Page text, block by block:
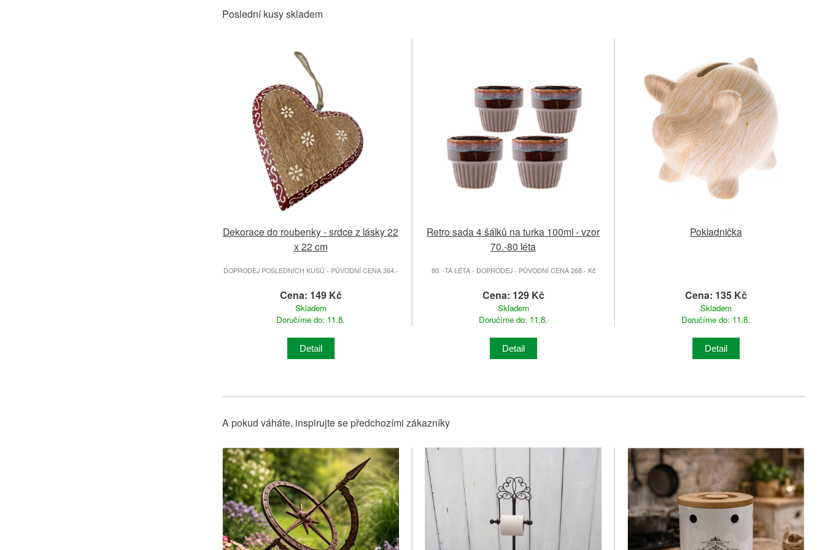
Poslední kusy skladem
Dekorace do roubenky - srdce z lásky 22
x 22 cm
DOPRODEJ POSLEDNÍCH KUSŮ - PŮVODNÍ CENA 364.-
Cena: 149 Kč
Skladem
Doručíme do: 11.8.
Detail
Retro sada 4 šálků na turka 100ml - vzor
70.-80 léta
80. -TÁ LÉTA - DOPRODEJ - PŮVODNÍ CENA 268.- Kč
Cena: 129 Kč
Skladem
Doručíme do: 11.8.
Detail
Pokladnička
Cena: 135 Kč
Skladem
Doručíme do: 11.8.
Detail
A pokud váháte, inspirujte se předchozími zákazníky